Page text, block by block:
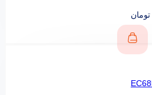
تومان